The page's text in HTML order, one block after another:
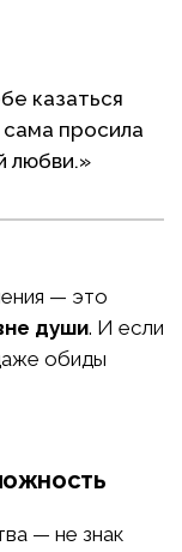
казаться
просила
любви.»
— это
души. И если
обиды
— не знак